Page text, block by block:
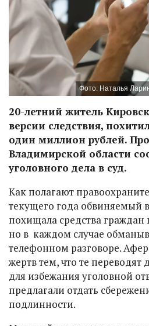
Фото: Наталья
20-летний житель
версии следствия,
один миллион рублей.
Владимирской области
уголовного дела в суд.
Как полагают
текущего года обвиняемый
похищала средства
но в каждом случае
телефонном разговоре.
жертв тем, что те переводят
для избежания уголовной
предлагали отдать
подлинности.